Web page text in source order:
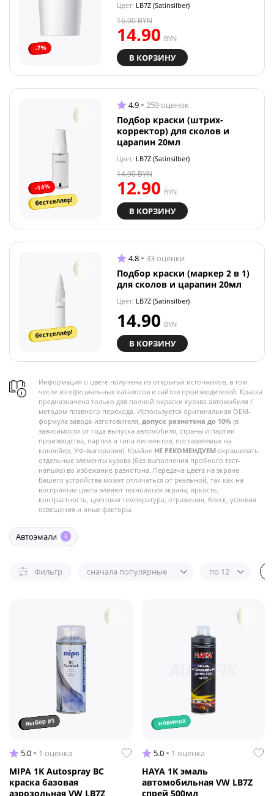
-7%
Цвет: LB7Z (Satinsilber)
14.90 BYN
16.00BYN
В КОРЗИНУ
-14%
бестселлер!
4.9 259 оценок
Подбор краски (штрих-
корректор) для сколов и
царапин 20мл
Цвет: LB7Z (Satinsilber)
12.90 BYN
14.90BYN
В КОРЗИНУ
бестселлер!
4.8 33 оценки
Подбор краски (маркер 2 в 1)
для сколов и царапин 20мл
Цвет: LB7Z (Satinsilber)
14.90 BYN
В КОРЗИНУ
Информация о цвете получена из открытых источников, в том
числе из официальных каталогов и сайтов производителей. Краска
предназначена только для полной окраски кузова автомобиля /
методом плавного перехода. Используется оригинальная OEM-
формула завода-изготовителя, допуск разнотона до 10% (в
зависимости от года выпуска автомобиля, страны и партии
производства, партии и типа пигментов, поставляемых на
конвейер, УФ-выгорания). Крайне НЕ РЕКОМЕНДУЕМ окрашивать
отдельные элементы кузова (без выполнения пробного тест-
напыла) во избежание разнотона. Передача цвета на экране
Вашего устройства может отличаться от реальной, так как на
восприятие цвета влияют технология экрана, яркость,
контрастность, цветовая температура, отражения, блеск, условия
освещения и иные факторы.
Автоэмали 6
Фильтр сначала популярные по 12
выбор #1
5.0 1 оценка
MIPA 1K Autospray BC
краска базовая
аэрозольная VW LB7Z
новинка
5.0 1 оценка
HAYA 1K эмаль
автомобильная VW LB7Z
спрей 500мл